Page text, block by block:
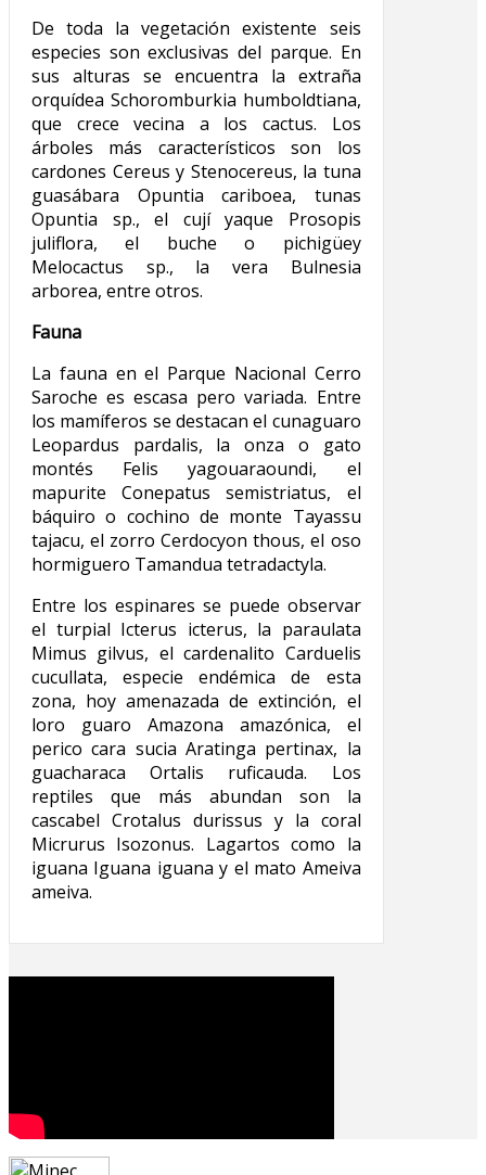
De toda la vegetación existente seis
especies son exclusivas del parque. En
sus alturas se encuentra la extraña
orquídea Schoromburkia humboldtiana,
que crece vecina a los cactus. Los
árboles más característicos son los
cardones Cereus y Stenocereus, la tuna
guasábara Opuntia cariboea, tunas
Opuntia sp., el cují yaque Prosopis
juliflora, el buche o pichigüey
Melocactus sp., la vera Bulnesia
arborea, entre otros.
Fauna
La fauna en el Parque Nacional Cerro
Saroche es escasa pero variada. Entre
los mamíferos se destacan el cunaguaro
Leopardus pardalis, la onza o gato
montés Felis yagouaraoundi, el
mapurite Conepatus semistriatus, el
báquiro o cochino de monte Tayassu
tajacu, el zorro Cerdocyon thous, el oso
hormiguero Tamandua tetradactyla.
Entre los espinares se puede observar
el turpial Icterus icterus, la paraulata
Mimus gilvus, el cardenalito Carduelis
cucullata, especie endémica de esta
zona, hoy amenazada de extinción, el
loro guaro Amazona amazónica, el
perico cara sucia Aratinga pertinax, la
guacharaca Ortalis ruficauda. Los
reptiles que más abundan son la
cascabel Crotalus durissus y la coral
Micrurus Isozonus. Lagartos como la
iguana Iguana iguana y el mato Ameiva
ameiva.